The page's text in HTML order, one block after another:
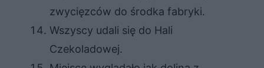
zwycięzców do środka fabryki.
Wszyscy udali się do Hali
Czekoladowej.